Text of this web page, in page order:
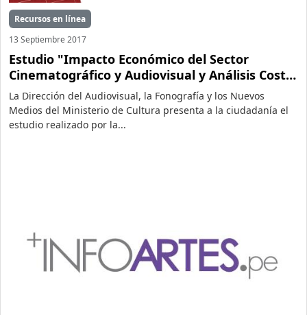
Recursos en línea
13 Septiembre 2017
Estudio "Impacto Económico del Sector
Cinematográfico y Audiovisual y Análisis Costo-
Beneficio de la Implementación del
Anteproyecto de la Ley de la Cinematografía y
el Audiovisual"
La Dirección del Audiovisual, la Fonografía y los Nuevos
Medios del Ministerio de Cultura presenta a la ciudadanía el
estudio realizado por la...